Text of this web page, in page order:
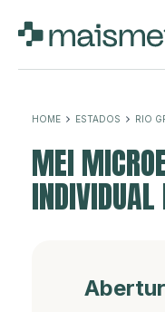
HOME ESTADOS RIO
MEI